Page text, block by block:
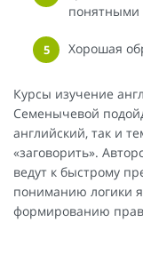
понятными
Хорошая
Курсы изучение
Семенычевой
английский, так и
«заговорить».
ведут к быстрому
пониманию логики
формированию